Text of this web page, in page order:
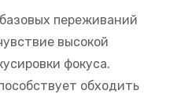
переживаний
высокой
фокуса.
обходить